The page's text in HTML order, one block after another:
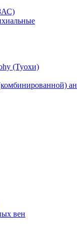
(Туохи)
вен